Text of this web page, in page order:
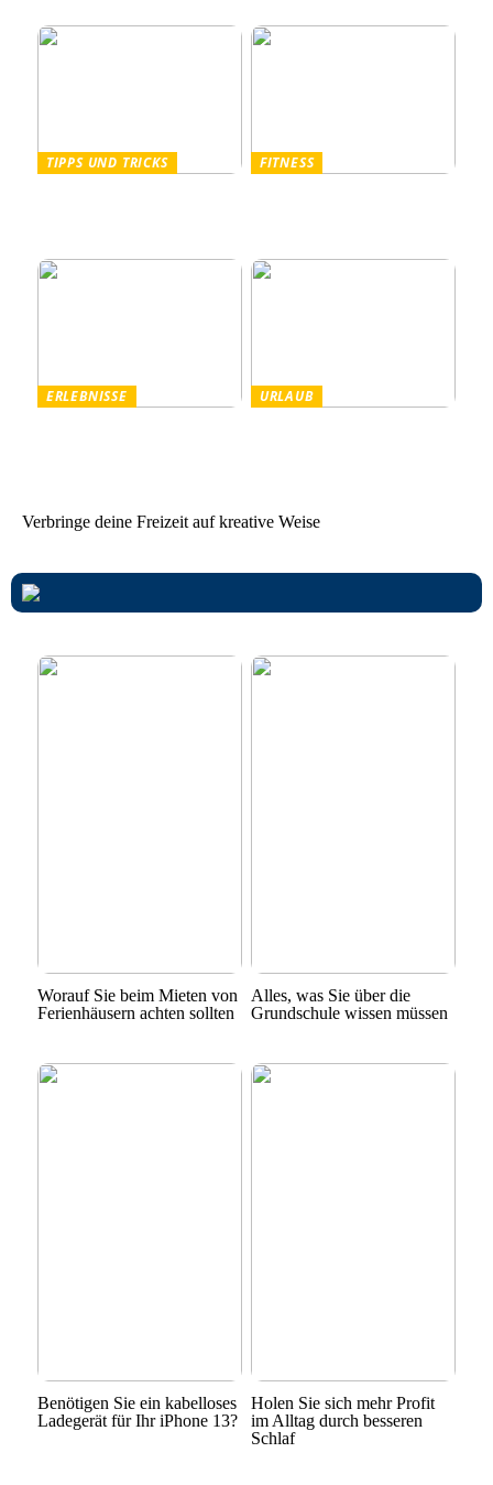
TIPPS UND TRICKS
FITNESS
ERLEBNISSE
URLAUB
Verbringe deine Freizeit auf kreative Weise
Worauf Sie beim Mieten von
Ferienhäusern achten sollten
Alles, was Sie über die
Grundschule wissen müssen
Benötigen Sie ein kabelloses
Ladegerät für Ihr iPhone 13?
Holen Sie sich mehr Profit
im Alltag durch besseren
Schlaf